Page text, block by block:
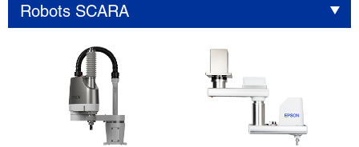
Robots SCARA